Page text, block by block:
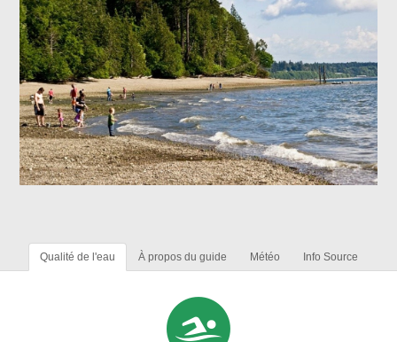
Qualité de l'eau À propos du guide Météo Info Source